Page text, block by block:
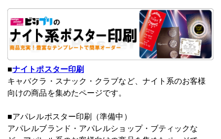
■ナイトポスター印刷
キャバクラ・スナック・クラブなど、ナイト系のお客様
向けの商品を集めたページです。
■アパレルポスター印刷（準備中）
アパレルブランド・アパレルショップ・ブティックな